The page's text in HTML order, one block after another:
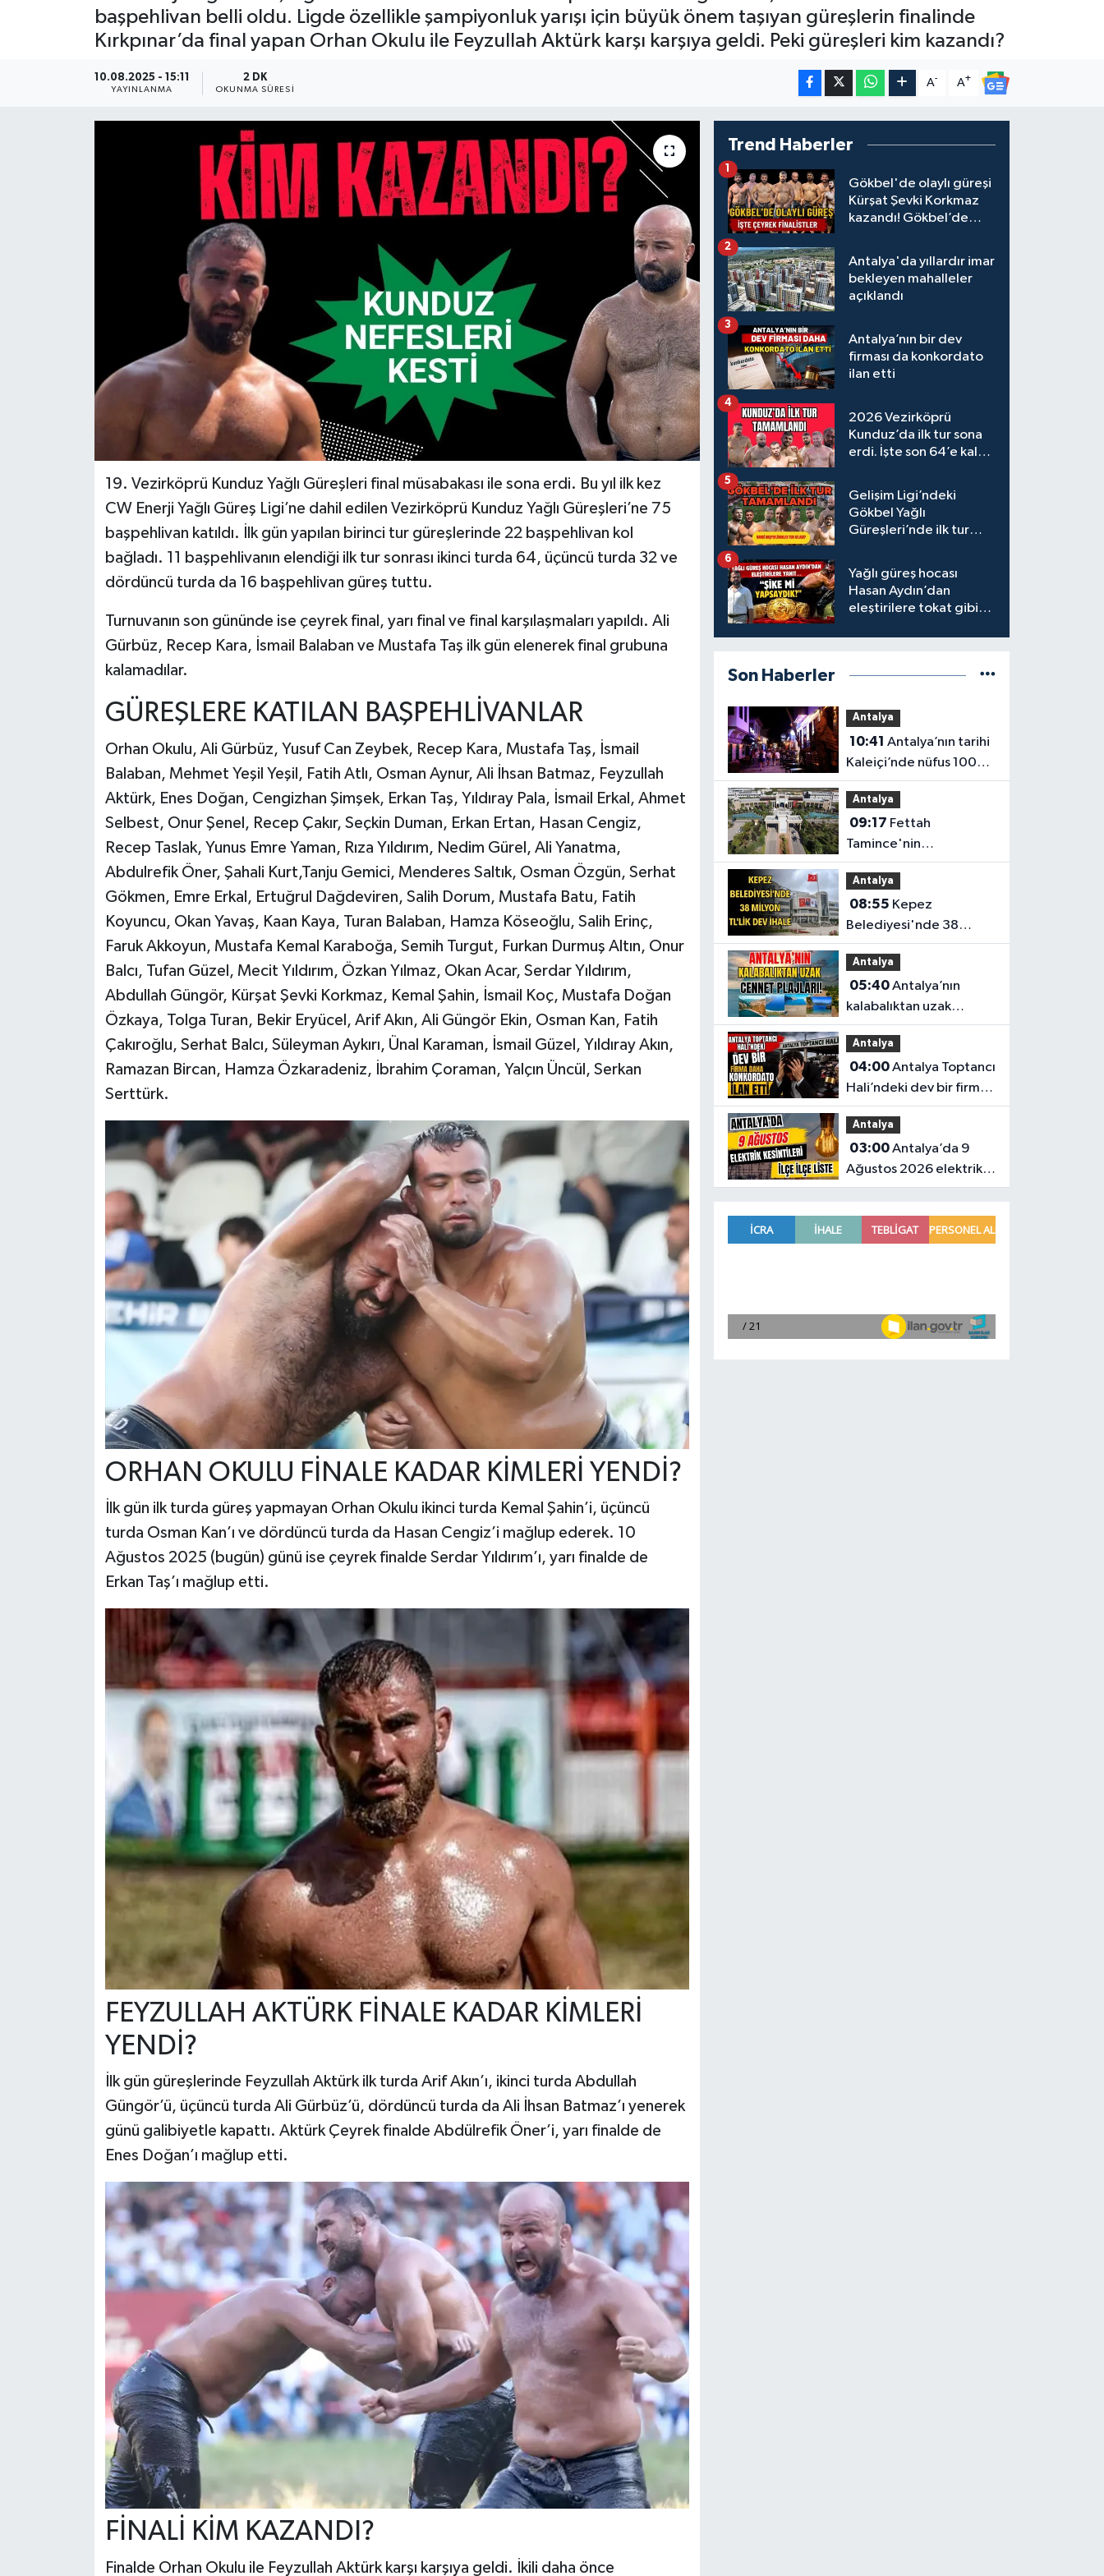
başpehlivan belli oldu. Ligde özellikle şampiyonluk yarışı için büyük önem taşıyan güreşlerin finalinde
Kırkpınar’da final yapan Orhan Okulu ile Feyzullah Aktürk karşı karşıya geldi. Peki güreşleri kim kazandı?
10.08.2025 - 15:11
YAYINLANMA
2 DK
OKUNMA SÜRESI
A- A+
19. Vezirköprü Kunduz Yağlı Güreşleri final müsabakası ile sona erdi. Bu yıl ilk kez
CW Enerji Yağlı Güreş Ligi’ne dahil edilen Vezirköprü Kunduz Yağlı Güreşleri’ne 75
başpehlivan katıldı. İlk gün yapılan birinci tur güreşlerinde 22 başpehlivan kol
bağladı. 11 başpehlivanın elendiği ilk tur sonrası ikinci turda 64, üçüncü turda 32 ve
dördüncü turda da 16 başpehlivan güreş tuttu.
Turnuvanın son gününde ise çeyrek final, yarı final ve final karşılaşmaları yapıldı. Ali
Gürbüz, Recep Kara, İsmail Balaban ve Mustafa Taş ilk gün elenerek final grubuna
kalamadılar.
GÜREŞLERE KATILAN BAŞPEHLİVANLAR
Orhan Okulu, Ali Gürbüz, Yusuf Can Zeybek, Recep Kara, Mustafa Taş, İsmail
Balaban, Mehmet Yeşil Yeşil, Fatih Atlı, Osman Aynur, Ali İhsan Batmaz, Feyzullah
Aktürk, Enes Doğan, Cengizhan Şimşek, Erkan Taş, Yıldıray Pala, İsmail Erkal, Ahmet
Selbest, Onur Şenel, Recep Çakır, Seçkin Duman, Erkan Ertan, Hasan Cengiz,
Recep Taslak, Yunus Emre Yaman, Rıza Yıldırım, Nedim Gürel, Ali Yanatma,
Abdulrefik Öner, Şahali Kurt,Tanju Gemici, Menderes Saltık, Osman Özgün, Serhat
Gökmen, Emre Erkal, Ertuğrul Dağdeviren, Salih Dorum, Mustafa Batu, Fatih
Koyuncu, Okan Yavaş, Kaan Kaya, Turan Balaban, Hamza Köseoğlu, Salih Erinç,
Faruk Akkoyun, Mustafa Kemal Karaboğa, Semih Turgut, Furkan Durmuş Altın, Onur
Balcı, Tufan Güzel, Mecit Yıldırım, Özkan Yılmaz, Okan Acar, Serdar Yıldırım,
Abdullah Güngör, Kürşat Şevki Korkmaz, Kemal Şahin, İsmail Koç, Mustafa Doğan
Özkaya, Tolga Turan, Bekir Eryücel, Arif Akın, Ali Güngör Ekin, Osman Kan, Fatih
Çakıroğlu, Serhat Balcı, Süleyman Aykırı, Ünal Karaman, İsmail Güzel, Yıldıray Akın,
Ramazan Bircan, Hamza Özkaradeniz, İbrahim Çoraman, Yalçın Üncül, Serkan
Serttürk.
ORHAN OKULU FİNALE KADAR KİMLERİ YENDİ?
İlk gün ilk turda güreş yapmayan Orhan Okulu ikinci turda Kemal Şahin’i, üçüncü
turda Osman Kan’ı ve dördüncü turda da Hasan Cengiz’i mağlup ederek. 10
Ağustos 2025 (bugün) günü ise çeyrek finalde Serdar Yıldırım’ı, yarı finalde de
Erkan Taş’ı mağlup etti.
FEYZULLAH AKTÜRK FİNALE KADAR KİMLERİ
YENDİ?
İlk gün güreşlerinde Feyzullah Aktürk ilk turda Arif Akın’ı, ikinci turda Abdullah
Güngör’ü, üçüncü turda Ali Gürbüz’ü, dördüncü turda da Ali İhsan Batmaz’ı yenerek
günü galibiyetle kapattı. Aktürk Çeyrek finalde Abdülrefik Öner’i, yarı finalde de
Enes Doğan’ı mağlup etti.
FİNALİ KİM KAZANDI?
Finalde Orhan Okulu ile Feyzullah Aktürk karşı karşıya geldi. İkili daha önce
Trend Haberler
Gökbel'de olaylı güreşi
Kürşat Şevki Korkmaz
kazandı! Gökbel’de
Gürbüz elendi!
1
Antalya'da yıllardır imar
bekleyen mahalleler
açıklandı
2
Antalya’nın bir dev
firması da konkordato
ilan etti
3
2026 Vezirköprü
Kunduz’da ilk tur sona
erdi. İşte son 64’e kalan
4
Gelişim Ligi’ndeki
Gökbel Yağlı
Güreşleri’nde ilk tur
5
Yağlı güreş hocası
Hasan Aydın’dan
eleştirilere tokat gibi
6
Son Haberler
Antalya
10:41
Kaleiçi’nde nüfus 100
katına çıkıyor
Antalya
09:17
Tamince'nin
başkanlığındaki Antalya
Bilim Üniversitesi'nde
düzen değişti
Antalya
08:55
Belediyesi'nde 38
milyon TL'lik dev ihale
Antalya
05:40Antalya’nın
kalabalıktan uzak
cennet plajları!
Antalya
04:00Antalya Toptancı
Hali’ndeki dev bir firma
daha konkordato ilan
etti
Antalya
03:00Antalya’da 9
Ağustos 2026 elektrik
kesintilerinin tam listesi
Kültür & Sanat